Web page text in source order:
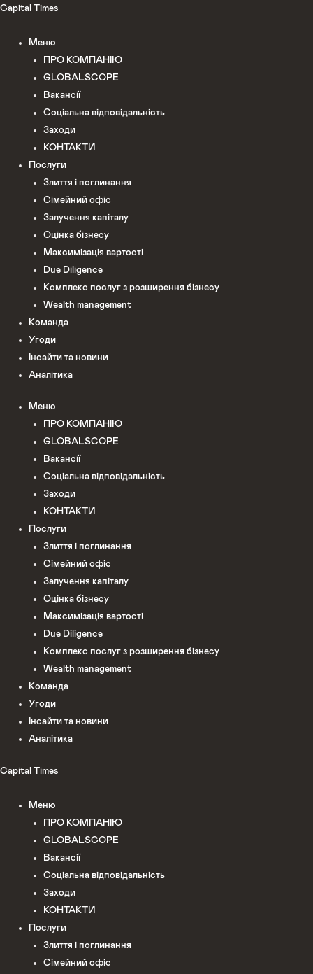
Перейти
вмісту
Capital Times
Меню
ПРО КОМПАНІЮ
GLOBALSCOPE
Вакансії
Соціальна відповідальність
Заходи
КОНТАКТИ
Послуги
Злиття і поглинання
Сімейний офіс
Залучення капіталу
Оцінка бізнесу
Максимізація вартості
Due Diligence
Комплекс послуг з розширення бізнесу
Wealth management
Команда
Угоди
Інсайти та новини
Аналітика
Меню
ПРО КОМПАНІЮ
GLOBALSCOPE
Вакансії
Соціальна відповідальність
Заходи
КОНТАКТИ
Послуги
Злиття і поглинання
Сімейний офіс
Залучення капіталу
Оцінка бізнесу
Максимізація вартості
Due Diligence
Комплекс послуг з розширення бізнесу
Wealth management
Команда
Угоди
Інсайти та новини
Аналітика
Capital Times
Меню
ПРО КОМПАНІЮ
GLOBALSCOPE
Вакансії
Соціальна відповідальність
Заходи
КОНТАКТИ
Послуги
Злиття і поглинання
Сімейний офіс